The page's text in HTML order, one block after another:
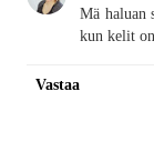
Mä haluan
kun kelit
Vastaa